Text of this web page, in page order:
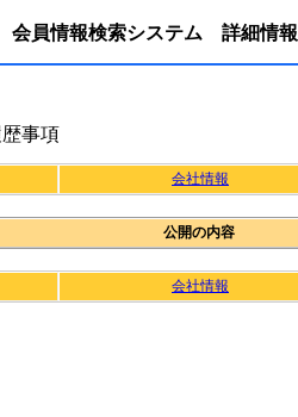
会員情報検索システム 詳細情報
事項
会社情報
公開の内容
会社情報